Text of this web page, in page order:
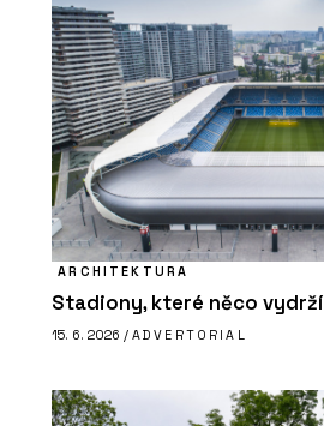
ARCHITEKTURA
Stadiony, které něco vydrží
15. 6. 2026 / ADVERTORIAL